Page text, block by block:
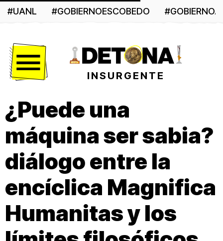
#UANL #GOBIERNOESCOBEDO
INSURGENTE
¿Puede una
máquina ser sabia?
diálogo entre la
encíclica Magnifica
Humanitas y los